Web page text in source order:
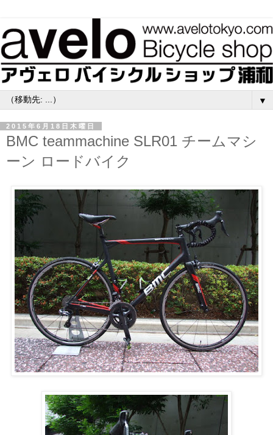
▼
2015年6月18日木曜日
BMC teammachine SLR01 チームマシ
ーン ロードバイク